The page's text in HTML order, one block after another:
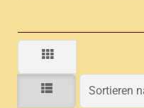
Sortieren
Sortieren